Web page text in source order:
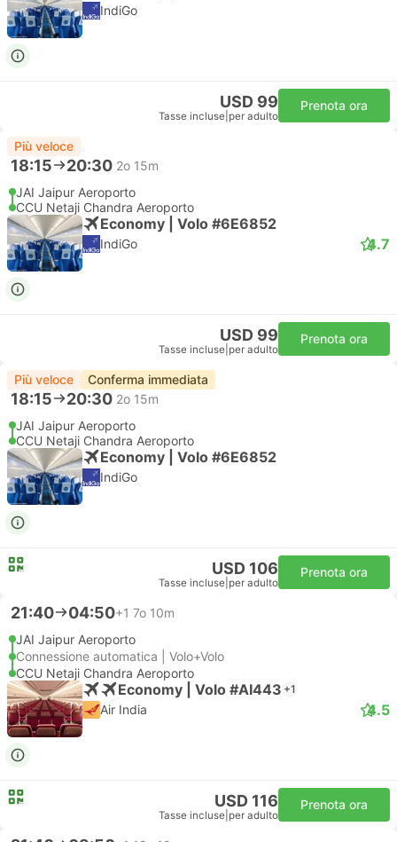
IndiGo
USD 99
Tasse incluse per adulto
Prenota ora
Più veloce
18:15 20:30 2o 15m
JAI Jaipur Aeroporto
CCU Netaji Chandra Aeroporto
Economy | Volo #6E6852
IndiGo 4.7
USD 99
Tasse incluse per adulto
Prenota ora
Più veloce Conferma immediata
18:15 20:30 2o 15m
JAI Jaipur Aeroporto
CCU Netaji Chandra Aeroporto
Economy | Volo #6E6852
IndiGo
USD 106
Tasse incluse per adulto
Prenota ora
21:40 04:50+1 7o 10m
JAI Jaipur Aeroporto
Connessione automatica | Volo+Volo
CCU Netaji Chandra Aeroporto
Economy | Volo #AI443 +1
Air India 4.5
USD 116
Tasse incluse per adulto
Prenota ora